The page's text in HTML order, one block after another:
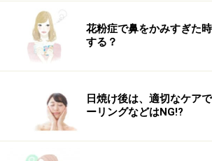
さあ！ ゆがみを確認したら、お腹の
しょう！
※記事内容は執筆時点のものです。最新の内
※ダイエットは個人の体質、また、誤った方
して体調不良を引き起こす場合があります。
自身の体質及び健康状態を十分に考慮したう
花粉症で鼻をかみすぎた
する？
日焼け後は、適切なケア
ーリングなどはNG!?